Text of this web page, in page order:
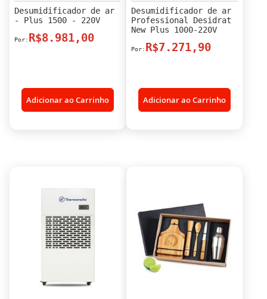
Desumidificador de ar
- Plus 1500 - 220V
R$8.981,00
Adicionar ao Carrinho
Desumidificador de ar
Professional Desidrat
New Plus 1000-220V
R$7.271,90
Adicionar ao Carrinho